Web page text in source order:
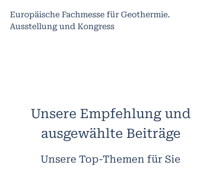
Europäische Fachmesse für Geothermie.
Ausstellung und Kongress
Unsere Empfehlung und
ausgewählte Beiträge
Unsere Top-Themen für Sie